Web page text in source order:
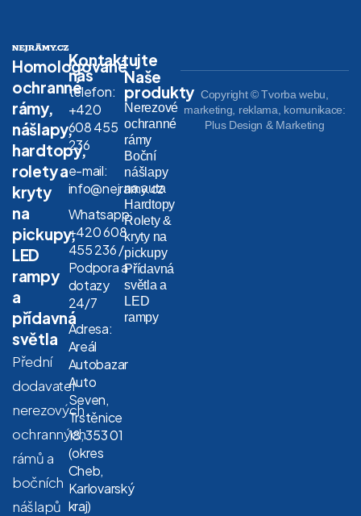
Homologované
ochranné
rámy,
nášlapy,
hardtopy,
rolety a
kryty
na
pickupy,
LED
rampy
a
přídavná
světla
Přední
dodavatel
nerezových
ochranných
rámů a
bočních
nášlapů
Kontaktujte
nás
telefon:
+420
608 455
236
e-mail:
info@nejramy.cz
Whatsapp:
+420 608
455 236 /
Podpora a
dotazy
24/7
Adresa:
Areál
Autobazar
Auto
Seven,
Trstěnice
18, 353 01
(okres
Cheb,
Karlovarský
kraj)
Naše
produkty
Nerezové
ochranné
rámy
Boční
nášlapy
na auta
Hardtopy
Rolety &
kryty na
pickupy
Přídavná
světla a
LED
rampy
Copyright © Tvorba webu,
marketing, reklama, komunikace:
Plus Design & Marketing